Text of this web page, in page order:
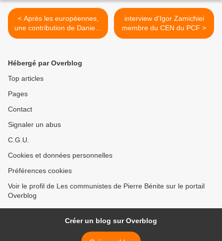
< Après les européennes,
une contribution de Danielle
Bleitrach que je partage
interview d'Igor Zamichiei
membre du CEN du PCF >
Hébergé par Overblog
Top articles
Pages
Contact
Signaler un abus
C.G.U.
Cookies et données personnelles
Préférences cookies
Voir le profil de Les communistes de Pierre Bénite sur le portail
Overblog
Créer un blog sur Overblog